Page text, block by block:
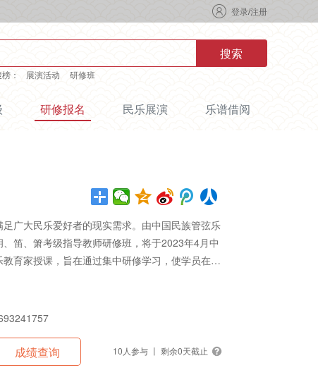
登录/注册
搜索
： 展演活动 研修班
研修报名 民乐展演 乐谱借阅
广大民乐爱好者的现实需求。由中国民族管弦乐
笛、箫考级指导教师研修班，将于2023年4月中
育家授课，旨在通过集中研修学习，使学员在民
成绩查询 10人参与 丨 剩余0天截止